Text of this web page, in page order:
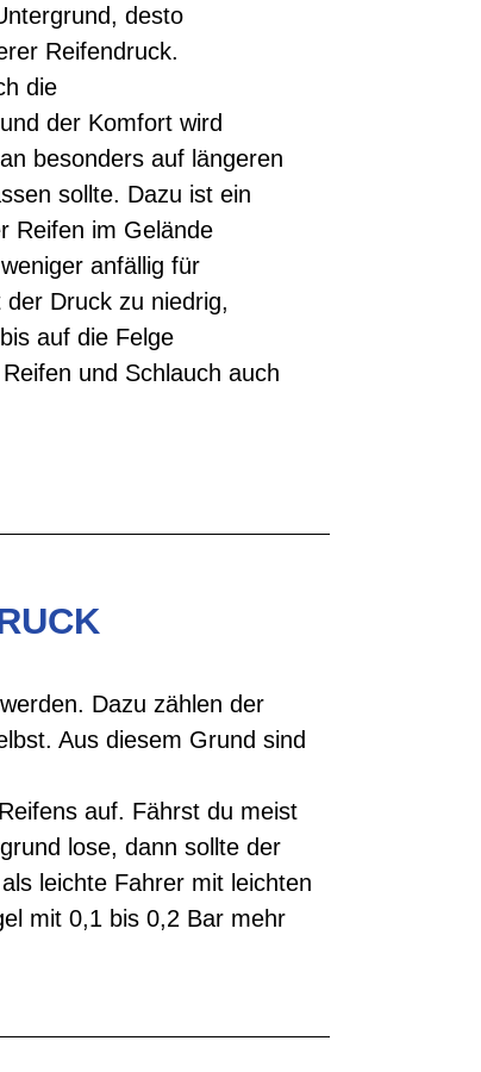
desto
Reifendruck.
die
der Komfort wird
besonders auf längeren
sollte. Dazu ist ein
Reifen im Gelände
anfällig für
Druck zu niedrig,
auf die Felge
und Schlauch auch
Dazu zählen der
Aus diesem Grund sind
auf. Fährst du meist
lose, dann sollte der
leichte Fahrer mit leichten
mit 0,1 bis 0,2 Bar mehr